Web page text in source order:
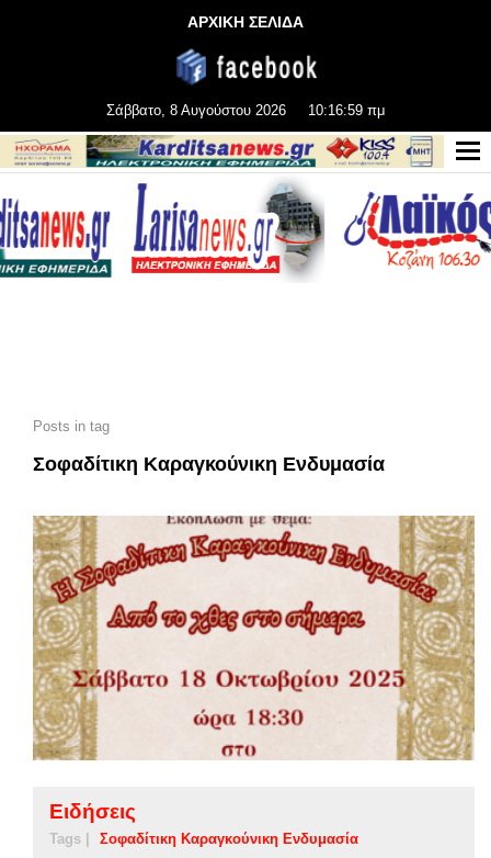
ΑΡΧΙΚΗ ΣΕΛΙΔΑ
Σάββατο, 8 Αυγούστου 2026 10:16:59 πμ
Posts in tag
Σοφαδίτικη Καραγκούνικη Ενδυμασία
Ειδήσεις
Tags | Σοφαδίτικη Καραγκούνικη Ενδυμασία